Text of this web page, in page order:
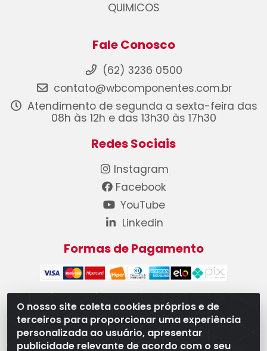
O nosso site coleta cookies próprios e de
terceiros para proporcionar uma experiência
personalizada ao usuário, apresentar
publicidade relevante de acordo com o seu
QUIMICOS
Fale Conosco
(62) 3236 0500
contato@wbcomponentes.com.br
Atendimento de segunda a sexta-feira das
08h às 12h e das 13h30 às 17h30
Redes Sociais
Instagram
Facebook
YouTube
Linkedin
Formas de Pagamento
WB Componentes Automotivos LTDA - CNPJ
08.528.393/0001-12 - Rua do Níquel, 667 - Parque
Oeste Industrial, Goiânia/GO - CEP 74375-660